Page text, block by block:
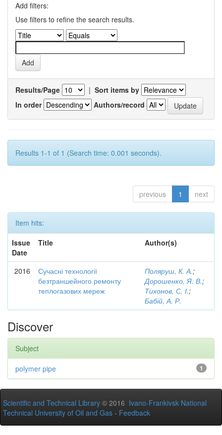
Add filters:
Use filters to refine the search results.
Results/Page | Sort items by
In order
Authors/record
Results 1-1 of 1 (Search time: 0.001 seconds).
previous 1 next
Item hits:
Issue
Date
Title Author(s)
2016
Сучасні технології
безтраншейного ремонту
теплогазових мереж
Поляруш, К. А.;
Дорошенко, Я. В.;
Тихонов, С. І.;
Бабій, А. Р.
Discover
Subject
1
polymer pipe
Scientific and Technical Library © 2016 Ivano-Frankivsk National
Technical University of Oil and Gas - Feedback